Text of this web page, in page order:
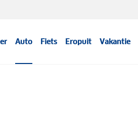
Auto Fiets Eropuit Vakantie